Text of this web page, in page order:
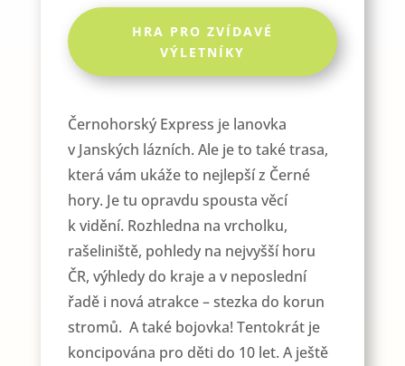
HRA PRO ZVÍDAVÉ
VÝLETNÍKY
Černohorský Express je lanovka
v Janských lázních. Ale je to také trasa,
která vám ukáže to nejlepší z Černé
hory. Je tu opravdu spousta věcí
k vidění. Rozhledna na vrcholku,
rašeliniště, pohledy na nejvyšší horu
ČR, výhledy do kraje a v neposlední
řadě i nová atrakce – stezka do korun
stromů. A také bojovka! Tentokrát je
koncipována pro děti do 10 let. A ještě